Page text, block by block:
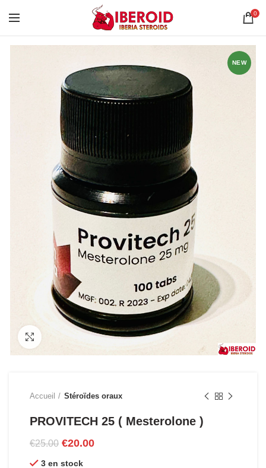
0
NEW
Click to enlarge
Accueil Stéroïdes oraux
PROVITECH 25 ( Mesterolone )
€25.00 Le
€20.00Le
3 en stock